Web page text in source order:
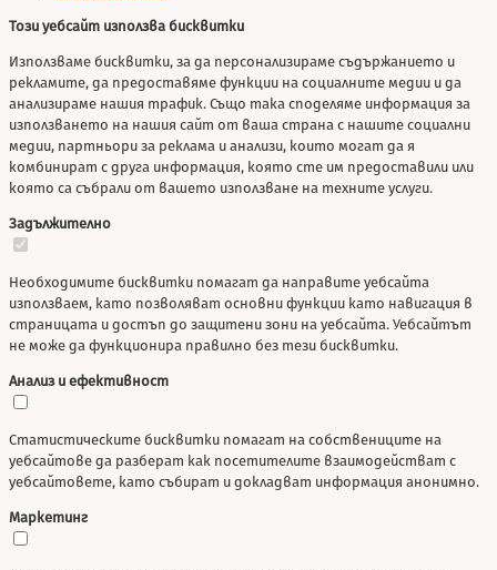
Този уебсайт използва бисквитки
Използваме бисквитки, за да персонализираме съдържанието и
рекламите, да предоставяме функции на социалните медии и да
анализираме нашия трафик. Също така споделяме информация за
използването на нашия сайт от ваша страна с нашите социални
медии, партньори за реклама и анализи, които могат да я
комбинират с друга информация, която сте им предоставили или
която са събрали от вашето използване на техните услуги.
Задължително
Необходимите бисквитки помагат да направите уебсайта
използваем, като позволяват основни функции като навигация в
страницата и достъп до защитени зони на уебсайта. Уебсайтът
не може да функционира правилно без тези бисквитки.
Анализ и ефективност
Статистическите бисквитки помагат на собствениците на
уебсайтове да разберат как посетителите взаимодействат с
уебсайтовете, като събират и докладват информация анонимно.
Маркетинг